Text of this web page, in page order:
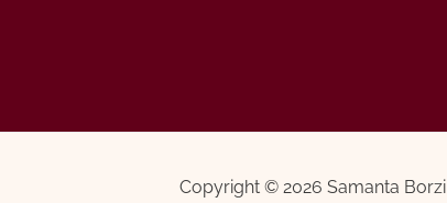
Copyright © 2026 Samanta Borzi